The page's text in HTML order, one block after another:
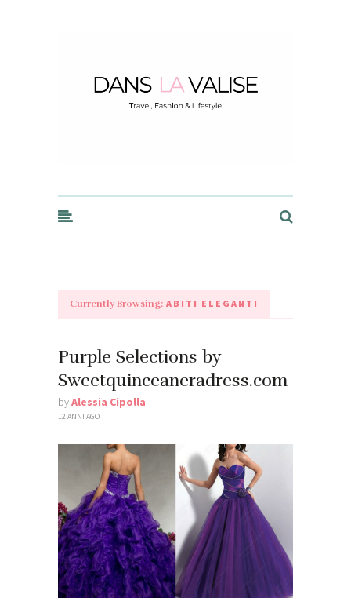
Currently Browsing: ABITI ELEGANTI
Purple Selections by
Sweetquinceaneradress.com
byAlessia Cipolla
12 ANNI AGO